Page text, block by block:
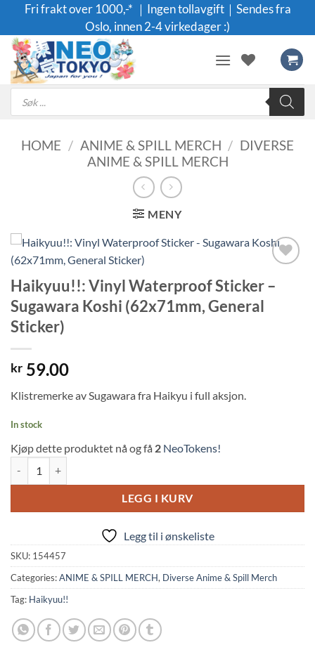
content
Fri frakt over 1000,-* ｜Ingen tollavgift｜Sendes fra
Oslo, innen 2-4 virkedager :)
Products
search
HOME / ANIME & SPILL MERCH / DIVERSE
ANIME & SPILL MERCH
MENY
ønskeliste
Haikyuu!!: Vinyl Waterproof Sticker –
Sugawara Koshi (62x71mm, General
Sticker)
kr 59.00
Klistremerke av Sugawara fra Haikyu i full aksjon.
In stock
Kjøp dette produktet nå og få 2 NeoTokens!
LEGG I KURV
Legg til i ønskeliste
SKU: 154457
Categories:ANIME & SPILL MERCH, Diverse Anime & Spill Merch
Tag: Haikyuu!!